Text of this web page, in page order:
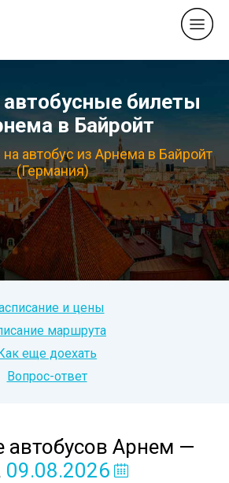
билеты
в Байройт
автобус из Арнема в Байройт
(Германия)
и цены
маршрута
еще доехать
Вопрос-ответ
автобусов Арнем —
09.08.2026